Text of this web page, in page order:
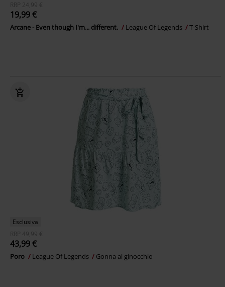
RRP
24,99 €
19,99 €
Arcane - Even though I'm... different. League Of Legends T-Shirt
Esclusiva
RRP
49,99 €
43,99 €
Poro League Of Legends Gonna al ginocchio